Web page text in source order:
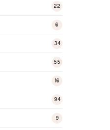
22
6
34
55
16
94
9